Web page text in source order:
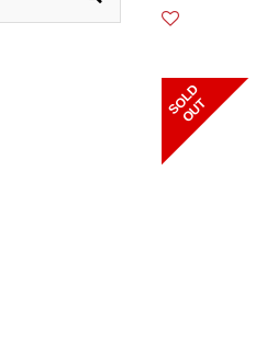
S
O
L
D
O
U
T